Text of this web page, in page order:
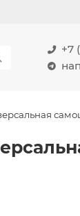
+7